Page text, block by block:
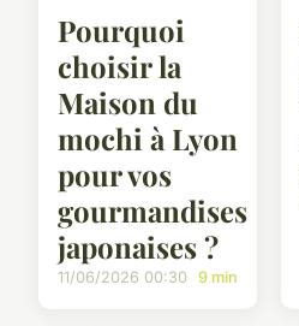
Pourquoi
choisir la
Maison du
mochi à Lyon
pour vos
gourmandises
japonaises ?
11/06/2026 00:30 9 min